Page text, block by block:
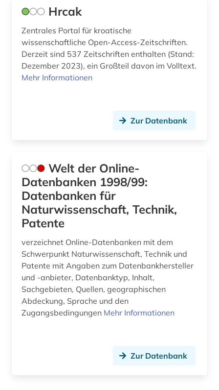
Hrcak
Zentrales Portal für kroatische
wissenschaftliche Open-Access-Zeitschriften.
Derzeit sind 537 Zeitschriften enthalten (Stand:
Dezember 2023), ein Großteil davon im Volltext.
Mehr Informationen
Zur Datenbank
Welt der Online-
Datenbanken 1998/99:
Datenbanken für
Naturwissenschaft, Technik,
Patente
verzeichnet Online-Datenbanken mit dem
Schwerpunkt Naturwissenschaft, Technik und
Patente mit Angaben zum Datenbankhersteller
und -anbieter, Datenbanktyp, Inhalt,
Sachgebieten, Quellen, geographischen
Abdeckung, Sprache und den
Zugangsbedingungen Mehr Informationen
Zur Datenbank